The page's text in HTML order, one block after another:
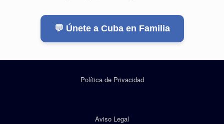
💬 Únete a Cuba en Familia
Política de Privacidad
Aviso Legal